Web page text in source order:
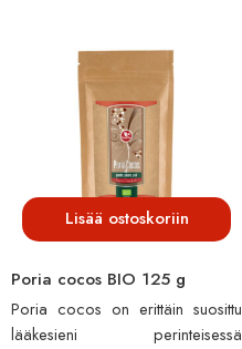
Lisää ostoskoriin
Poria cocos BIO 125 g
Poria cocos on erittäin suosittu
lääkesieni perinteisessä